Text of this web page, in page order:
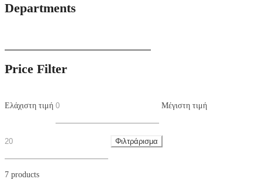
Departments
Price Filter
Ελάχιστη τιμή Μέγιστη τιμή
Φιλτράρισμα
7 products